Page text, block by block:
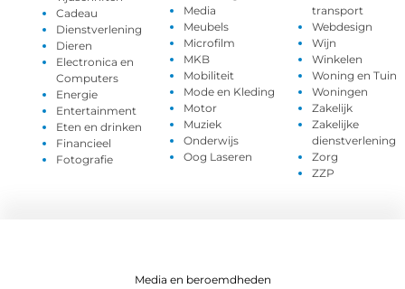
Cadeau
Dienstverlening
Dieren
Electronica en
Computers
Energie
Entertainment
Eten en drinken
Financieel
Fotografie
Media
Meubels
Microfilm
MKB
Mobiliteit
Mode en Kleding
Motor
Muziek
Onderwijs
Oog Laseren
transport
Webdesign
Wijn
Winkelen
Woning en Tuin
Woningen
Zakelijk
Zakelijke
dienstverlening
Zorg
ZZP
Media en beroemdheden